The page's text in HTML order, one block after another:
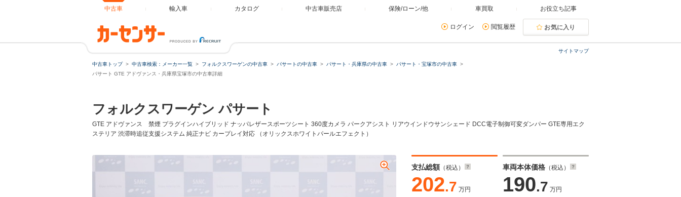
中古車 輸入車 カタログ 中古車販売店 保険/ローン/他 車買取 お役立ち記事
ログイン 閲覧履歴 お気に入り
サイトマップ
中古車トップ 中古車検索：メーカー一覧 フォルクスワーゲンの中古車 パサートの中古車 パサート・兵庫県の中古車
パサート・宝塚市の中古車
パサート GTE アドヴァンス・兵庫県宝塚市の中古車詳細
フォルクスワーゲン パサート
GTE アドヴァンス 禁煙 プラグインハイブリッド ナッパレザースポーツシート 360度カメラ パークアシスト リアウインドウサンシェード DCC電子制御可変ダンパー GTE専用エク
ステリア 渋滞時追従支援システム 純正ナビ カープレイ対応 （オリックスホワイトパールエフェクト）
支払総額 （税込）
202.7 万円
車両本体価格 （税込）
190.7 万円
ローンシミュレーター
ローン種類
通常ローン 残価・据置ローン